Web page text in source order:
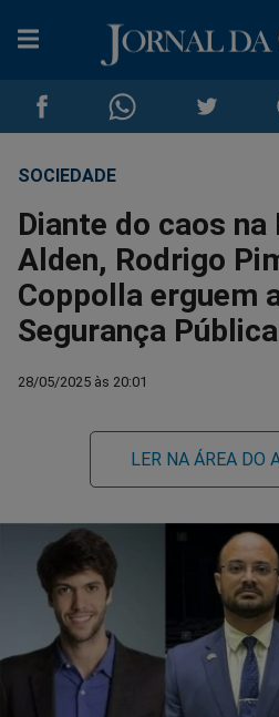
Compartilhar
no
Facebook
Compartilhar
no
Whatsapp
no
Twitter
SOCIEDADE
Diante do caos na
Alden, Rodrigo
Coppolla erguem
Segurança Pública
28/05/2025 às 20:01
LER NA ÁREA DO